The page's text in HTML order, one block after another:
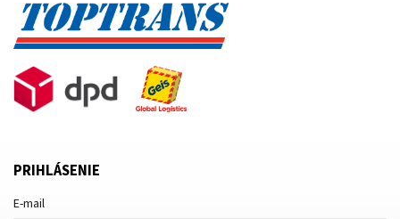
PRIHLÁSENIE
E-mail